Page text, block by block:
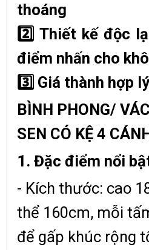
thoáng
2️ Thiết kế độc
điểm nhấn cho
3️ Giá thành hợp
BÌNH PHONG/
SEN CÓ KỆ 4
1. Đặc điểm nổi
- Kích thước: cao
thể 160cm, mỗi
để gấp khúc rộng